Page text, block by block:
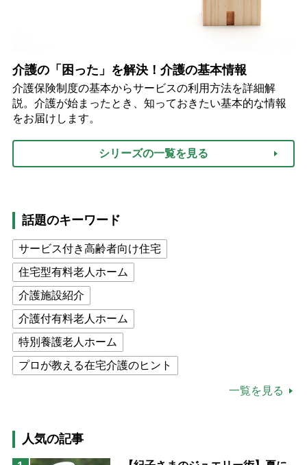
介護の「困った」を解決！介護の基本情報
介護保険制度の基本からサービスの利用方法を詳細解
説。介護が始まったとき、知っておきたい基本的な情報
をお届けします。
シリーズの一覧を見る
話題のキーワード
サービス付き高齢者向け住宅
住宅型有料老人ホーム
介護施設紹介
介護付有料老人ホーム
特別養護老人ホーム
プロが教える在宅介護のヒント
猫が母になつきません
息子の遠距離介護サバイバル術
一覧を見る
人気の記事